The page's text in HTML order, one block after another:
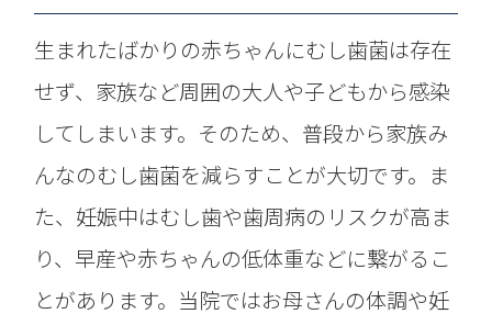
生まれたばかりの赤ちゃんにむし歯菌は存在
せず、家族など周囲の大人や子どもから感染
してしまいます。そのため、普段から家族み
んなのむし歯菌を減らすことが大切です。ま
た、妊娠中はむし歯や歯周病のリスクが高ま
り、早産や赤ちゃんの低体重などに繋がるこ
とがあります。当院ではお母さんの体調や妊